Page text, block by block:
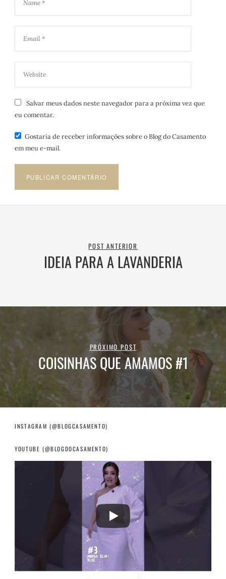
Salvar meus dados neste navegador para a próxima vez que
eu comentar.
Gostaria de receber informações sobre o Blog do Casamento
em meu e-mail.
POST ANTERIOR
IDEIA PARA A LAVANDERIA
PRÓXIMO POST
COISINHAS QUE AMAMOS #1
INSTAGRAM (@BLOGCASAMENTO)
YOUTUBE (@BLOGDOCASAMENTO)